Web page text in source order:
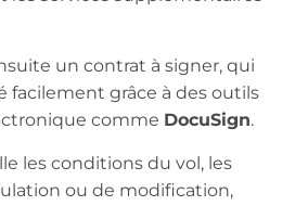
un contrat à signer, qui
facilement grâce à des outils
comme DocuSign.
les conditions du vol, les
ou de modification,